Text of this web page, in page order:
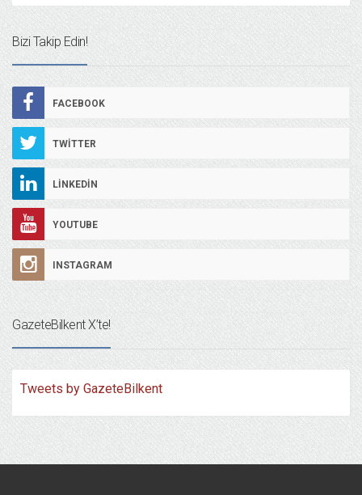
Bizi Takip Edin!
FACEBOOK
TWITTER
LINKEDIN
YOUTUBE
INSTAGRAM
GazeteBilkent X’te!
Tweets by GazeteBilkent